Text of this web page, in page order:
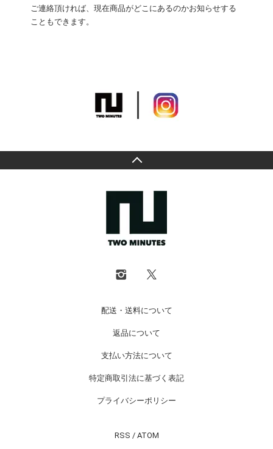
ご連絡頂ければ、現在商品がどこにあるのかお知らせする
こともできます。
配送・送料について
返品について
支払い方法について
特定商取引法に基づく表記
プライバシーポリシー
RSS / ATOM